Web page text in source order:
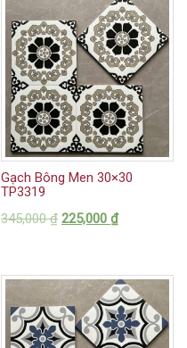
Gạch Bông Men 30×30
TP3319
345,000₫ 225,000 ₫